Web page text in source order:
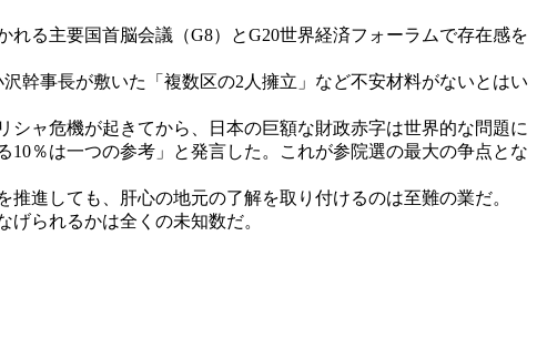
れる主要国首脳会議（G8）とG20世界経済フォーラムで存在感を
幹事長が敷いた「複数区の2人擁立」など不安材料がないとはい
ャ危機が起きてから、日本の巨額な財政赤字は世界的な問題に
％は一つの参考」と発言した。これが参院選の最大の争点とな
進しても、肝心の地元の了解を取り付けるのは至難の業だ。
られるかは全くの未知数だ。